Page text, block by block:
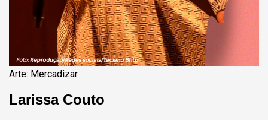
Arte: Mercadizar
Larissa Couto